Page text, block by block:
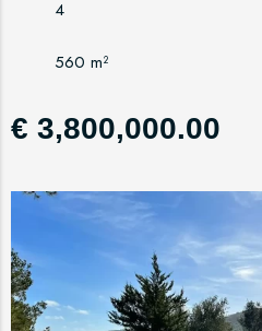
4
560 m²
€ 3,800,000.00